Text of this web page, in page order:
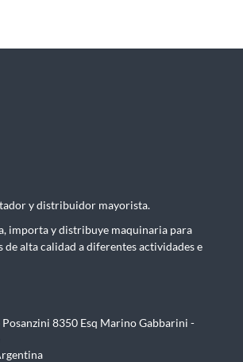
y distribuidor mayorista.
importa y distribuye maquinaria para
alta calidad a diferentes actividades e
8350 Esq Marino Gabbarini -